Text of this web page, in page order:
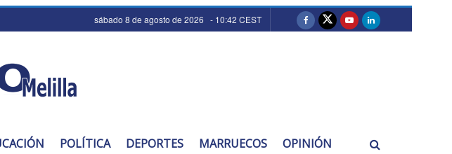
sábado 8 de agosto de 2026 - 10:42 CEST
POLÍTICA DEPORTES MARRUECOS OPINIÓN